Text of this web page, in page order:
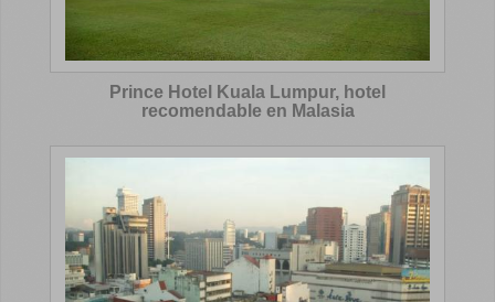
Prince Hotel Kuala Lumpur, hotel
recomendable en Malasia